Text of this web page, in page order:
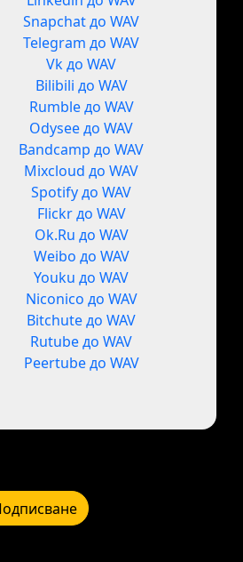
Snapchat до WAV
Telegram до WAV
Vk до WAV
Bilibili до WAV
Rumble до WAV
Odysee до WAV
Bandcamp до WAV
Mixcloud до WAV
Spotify до WAV
Flickr до WAV
Ok.Ru до WAV
Weibo до WAV
Youku до WAV
Niconico до WAV
Bitchute до WAV
Rutube до WAV
Peertube до WAV